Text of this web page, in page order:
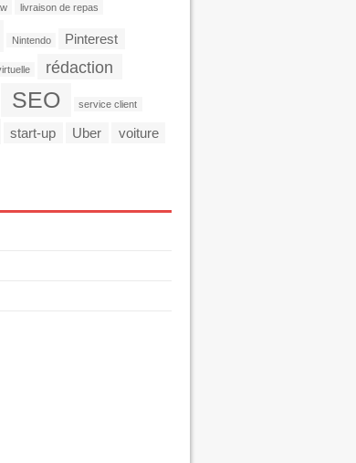
livraison de repas
Nintendo
Pinterest
rédaction
SEO service client
start-up Uber voiture